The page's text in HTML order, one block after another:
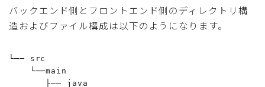
バックエンド側とフロントエンド側のディレクトリ構
造およびファイル構成は以下のようになります。
└── src
    └──main
       ├── java